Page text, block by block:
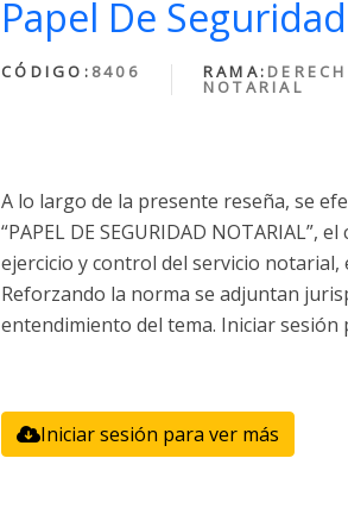
Papel De
CÓDIGO: 8406 RAMA:
NOTARIAL
A lo largo de la presente reseña, se
“PAPEL DE SEGURIDAD
ejercicio y control del servicio
Reforzando la norma se adjuntan
entendimiento del tema. Iniciar sesión
Iniciar sesión para ver más